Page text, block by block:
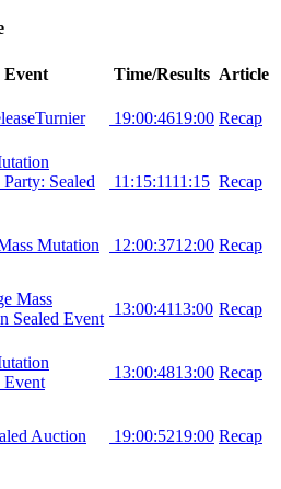
Event Time/Results Article
19:00:4619:00 Recap
Party: Sealed
11:15:1111:15 Recap
Mutation 12:00:3712:00 Recap
Mass
Sealed Event
13:00:4113:00 Recap
Event
13:00:4813:00 Recap
Auction 19:00:5219:00 Recap